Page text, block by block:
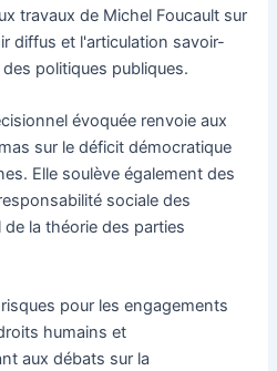
travaux de Michel Foucault sur
diffus et l'articulation savoir-
politiques publiques.
évoquée renvoie aux
sur le déficit démocratique
Elle soulève également des
sociale des
la théorie des parties
pour les engagements
humains et
aux débats sur la